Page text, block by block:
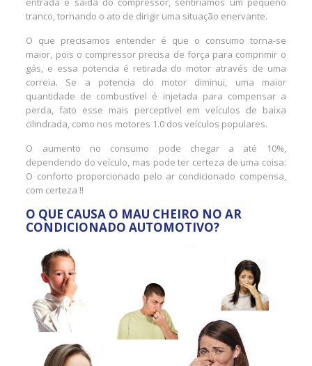
tranco, tornando o ato de dirigir uma situação enervante.
O que precisamos entender é que o consumo torna-se
maior, pois o compressor precisa de força para comprimir o
gás, e essa potencia é retirada do motor através de uma
correia. Se a potencia do motor diminui, uma maior
quantidade de combustível é injetada para compensar a
perda, fato esse mais perceptível em veículos de baixa
cilindrada, como nos motores 1.0 dos veículos populares.
O aumento no consumo pode chegar a até 10%,
dependendo do veículo, mas pode ter certeza de uma coisa:
O conforto proporcionado pelo ar condicionado compensa,
com certeza !!
O QUE CAUSA O MAU CHEIRO NO AR
CONDICIONADO AUTOMOTIVO?